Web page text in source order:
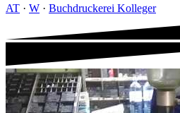
AT · W · Buchdruckerei Kolleger